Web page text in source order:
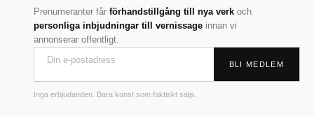
Prenumeranter får förhandstillgång till nya verk och
personliga inbjudningar till vernissage innan vi
annonserar offentligt.
BLI MEDLEM
Inga erbjudanden. Bara konst som faktiskt säljs.